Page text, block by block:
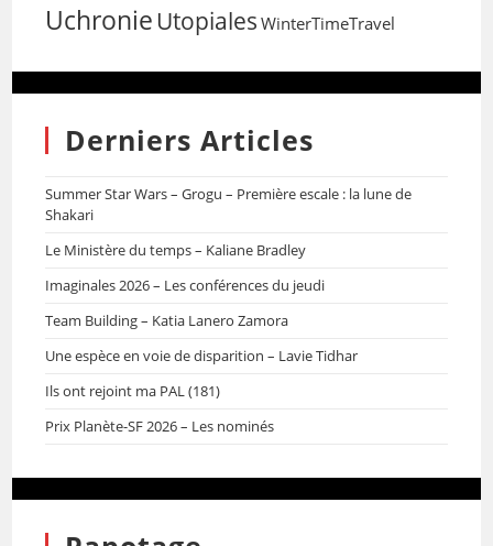
Uchronie Utopiales WinterTimeTravel
Derniers Articles
Summer Star Wars – Grogu – Première escale : la lune de
Shakari
Le Ministère du temps – Kaliane Bradley
Imaginales 2026 – Les conférences du jeudi
Team Building – Katia Lanero Zamora
Une espèce en voie de disparition – Lavie Tidhar
Ils ont rejoint ma PAL (181)
Prix Planète-SF 2026 – Les nominés